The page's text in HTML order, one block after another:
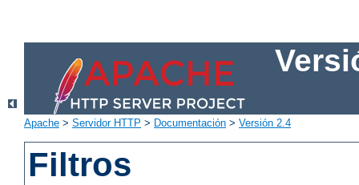
Apache > Servidor HTTP > Documentación > Versión 2.4
Filtros